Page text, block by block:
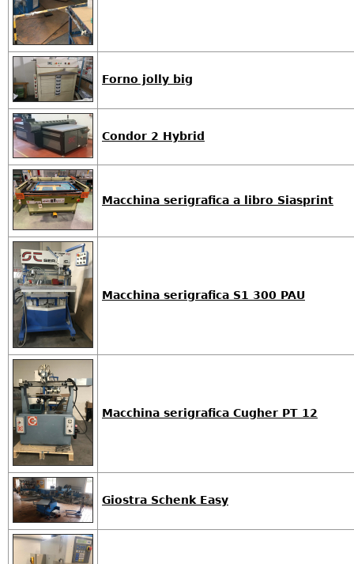
Forno jolly big
Condor 2 Hybrid
Macchina serigrafica a libro Siasprint
Macchina serigrafica S1 300 PAU
Macchina serigrafica Cugher PT 12
Giostra Schenk Easy